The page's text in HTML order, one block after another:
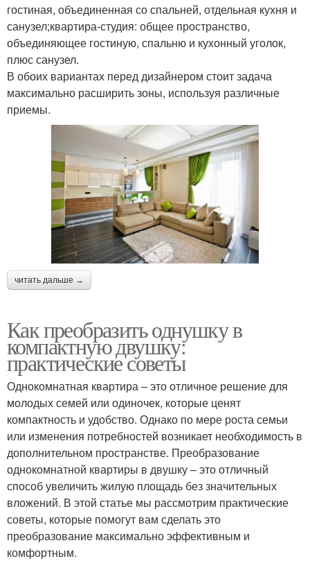
гостиная, объединенная со спальней, отдельная кухня и
санузел;квартира-студия: общее пространство,
объединяющее гостиную, спальню и кухонный уголок,
плюс санузел.
В обоих вариантах перед дизайнером стоит задача
максимально расширить зоны, используя различные
приемы.
читать дальше →
Как преобразить однушку в
компактную двушку:
практические советы
Однокомнатная квартира – это отличное решение для
молодых семей или одиночек, которые ценят
компактность и удобство. Однако по мере роста семьи
или изменения потребностей возникает необходимость в
дополнительном пространстве. Преобразование
однокомнатной квартиры в двушку – это отличный
способ увеличить жилую площадь без значительных
вложений. В этой статье мы рассмотрим практические
советы, которые помогут вам сделать это
преобразование максимально эффективным и
комфортным.